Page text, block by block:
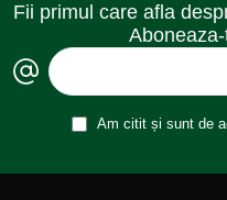
Fii primul care afla
Am citit și sunt de